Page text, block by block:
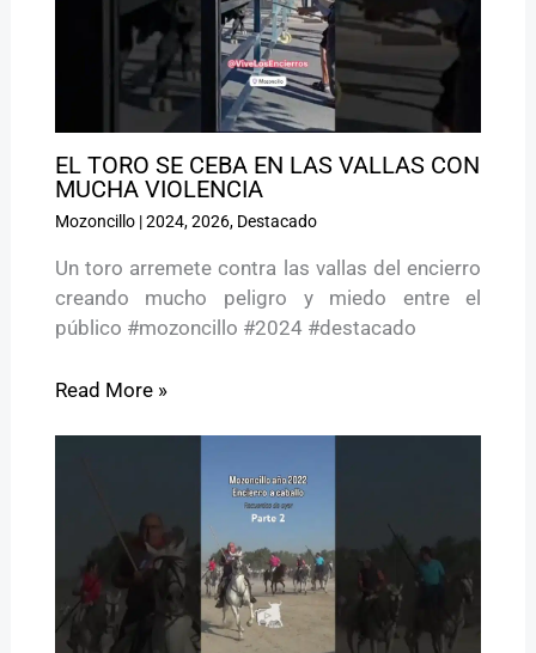
EL TORO SE CEBA EN LAS VALLAS CON
MUCHA VIOLENCIA
Mozoncillo|2024,2026, Destacado
Un toro arremete contra las vallas del encierro
creando mucho peligro y miedo entre el
público #mozoncillo #2024 #destacado
Read More »